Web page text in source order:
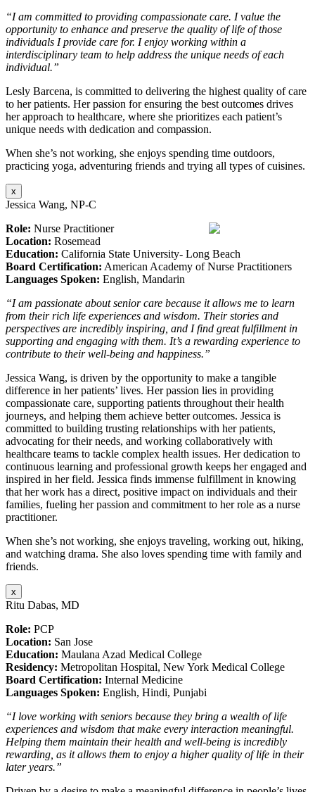
“I am committed to providing compassionate care. I value the
opportunity to enhance and preserve the quality of life of those
individuals I provide care for. I enjoy working within a
interdisciplinary team to help address the unique needs of each
individual.”
Lesly Barcena, is committed to delivering the highest quality of care
to her patients. Her passion for ensuring the best outcomes drives
her approach to healthcare, where she prioritizes each patient’s
unique needs with dedication and compassion.
When she’s not working, she enjoys spending time outdoors,
practicing yoga, adventuring friends and trying all types of cuisines.
x
Jessica Wang, NP-C
Role: Nurse Practitioner
Location: Rosemead
Education: California State University- Long Beach
Board Certification: American Academy of Nurse Practitioners
Languages Spoken: English, Mandarin
“I am passionate about senior care because it allows me to learn
from their rich life experiences and wisdom. Their stories and
perspectives are incredibly inspiring, and I find great fulfillment in
supporting and engaging with them. It’s a rewarding experience to
contribute to their well-being and happiness.”
Jessica Wang, is driven by the opportunity to make a tangible
difference in her patients’ lives. Her passion lies in providing
compassionate care, supporting patients throughout their health
journeys, and helping them achieve better outcomes. Jessica is
committed to building trusting relationships with her patients,
advocating for their needs, and working collaboratively with
healthcare teams to tackle complex health issues. Her dedication to
continuous learning and professional growth keeps her engaged and
inspired in her field. Jessica finds immense fulfillment in knowing
that her work has a direct, positive impact on individuals and their
families, fueling her passion and commitment to her role as a nurse
practitioner.
When she’s not working, she enjoys traveling, working out, hiking,
and watching drama. She also loves spending time with family and
friends.
x
Ritu Dabas, MD
Role: PCP
Location: San Jose
Education: Maulana Azad Medical College
Residency: Metropolitan Hospital, New York Medical College
Board Certification: Internal Medicine
Languages Spoken: English, Hindi, Punjabi
“I love working with seniors because they bring a wealth of life
experiences and wisdom that make every interaction meaningful.
Helping them maintain their health and well-being is incredibly
rewarding, as it allows them to enjoy a higher quality of life in their
later years.”